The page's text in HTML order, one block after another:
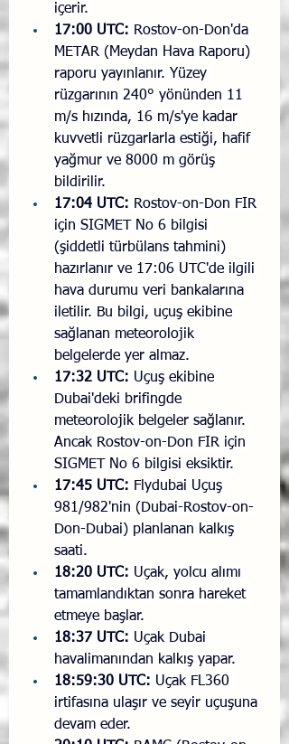
içerir.
17:00 UTC: Rostov-on-Don'da
METAR (Meydan Hava Raporu)
raporu yayınlanır. Yüzey
rüzgarının 240° yönünden 11
m/s hızında, 16 m/s'ye kadar
kuvvetli rüzgarlarla estiği, hafif
yağmur ve 8000 m görüş
bildirilir.
17:04 UTC: Rostov-on-Don FIR
için SIGMET No 6 bilgisi
(şiddetli türbülans tahmini)
hazırlanır ve 17:06 UTC'de ilgili
hava durumu veri bankalarına
iletilir. Bu bilgi, uçuş ekibine
sağlanan meteorolojik
belgelerde yer almaz.
17:32 UTC: Uçuş ekibine
Dubai'deki brifingde
meteorolojik belgeler sağlanır.
Ancak Rostov-on-Don FIR için
SIGMET No 6 bilgisi eksiktir.
17:45 UTC: Flydubai Uçuş
981/982'nin (Dubai-Rostov-on-
Don-Dubai) planlanan kalkış
saati.
18:20 UTC: Uçak, yolcu alımı
tamamlandıktan sonra hareket
etmeye başlar.
18:37 UTC: Uçak Dubai
havalimanından kalkış yapar.
18:59:30 UTC: Uçak FL360
irtifasına ulaşır ve seyir uçuşuna
devam eder.